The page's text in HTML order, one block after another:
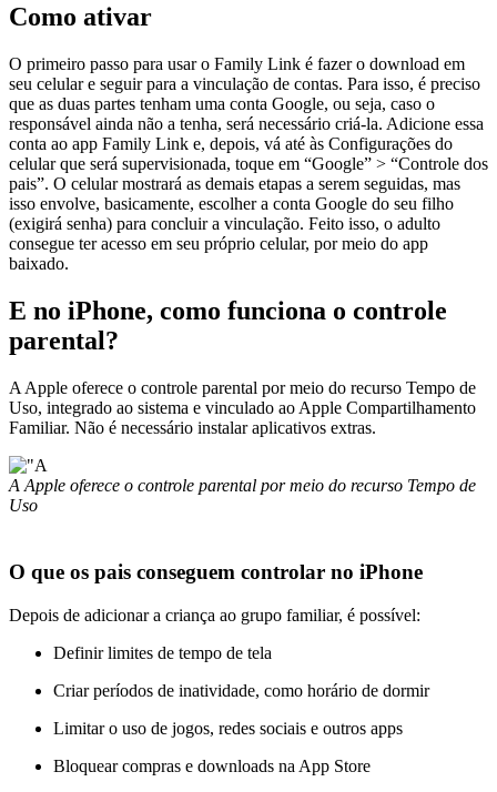
Como ativar
O primeiro passo para usar o Family Link é fazer o download em
seu celular e seguir para a vinculação de contas. Para isso, é preciso
que as duas partes tenham uma conta Google, ou seja, caso o
responsável ainda não a tenha, será necessário criá-la. Adicione essa
conta ao app Family Link e, depois, vá até às Configurações do
celular que será supervisionada, toque em “Google” > “Controle dos
pais”. O celular mostrará as demais etapas a serem seguidas, mas
isso envolve, basicamente, escolher a conta Google do seu filho
(exigirá senha) para concluir a vinculação. Feito isso, o adulto
consegue ter acesso em seu próprio celular, por meio do app
baixado.
E no iPhone, como funciona o controle
parental?
A Apple oferece o controle parental por meio do recurso Tempo de
Uso, integrado ao sistema e vinculado ao Apple Compartilhamento
Familiar. Não é necessário instalar aplicativos extras.
A Apple oferece o controle parental por meio do recurso Tempo de
Uso
O que os pais conseguem controlar no iPhone
Depois de adicionar a criança ao grupo familiar, é possível:
Definir limites de tempo de tela
Criar períodos de inatividade, como horário de dormir
Limitar o uso de jogos, redes sociais e outros apps
Bloquear compras e downloads na App Store